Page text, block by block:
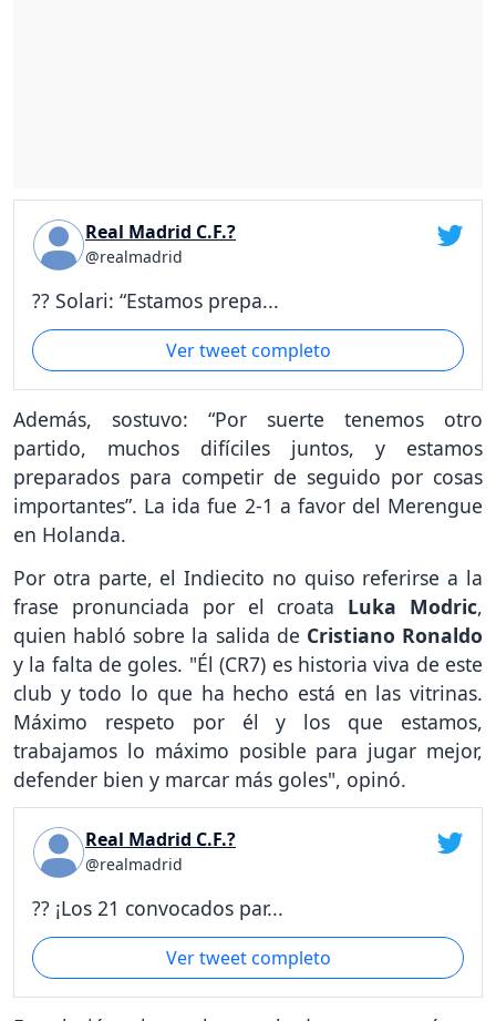
Real Madrid C.F.?
@realmadrid
?? Solari: “Estamos prepa...
Ver tweet completo
Además, sostuvo: “Por suerte tenemos otro
partido, muchos difíciles juntos, y estamos
preparados para competir de seguido por cosas
importantes”. La ida fue 2-1 a favor del Merengue
en Holanda.
Por otra parte, el Indiecito no quiso referirse a la
frase pronunciada por el croata Luka Modric,
quien habló sobre la salida de Cristiano Ronaldo
y la falta de goles. "Él (CR7) es historia viva de este
club y todo lo que ha hecho está en las vitrinas.
Máximo respeto por él y los que estamos,
trabajamos lo máximo posible para jugar mejor,
defender bien y marcar más goles", opinó.
Real Madrid C.F.?
@realmadrid
?? ¡Los 21 convocados par...
Ver tweet completo